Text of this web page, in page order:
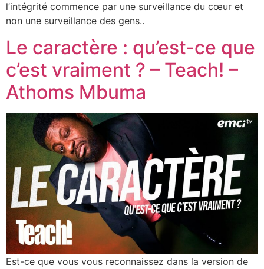
l’intégrité commence par une surveillance du cœur et
non une surveillance des gens..
Le caractère : qu’est-ce que
c’est vraiment ? – Teach! –
Athoms Mbuma
Est-ce que vous vous reconnaissez dans la version de